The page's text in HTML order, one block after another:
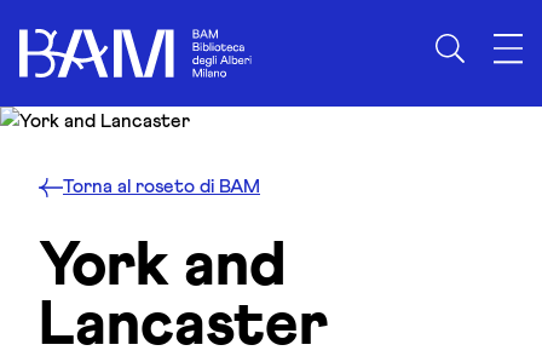
Torna al roseto di BAM
York and
Lancaster